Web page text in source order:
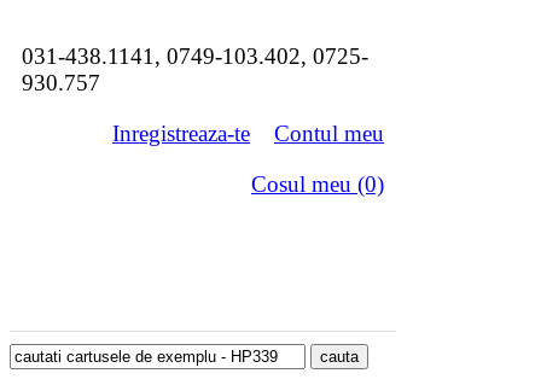
031-438.1141, 0749-103.402, 0725-
930.757
Contul meu
Inregistreaza-te
Cosul meu (0)